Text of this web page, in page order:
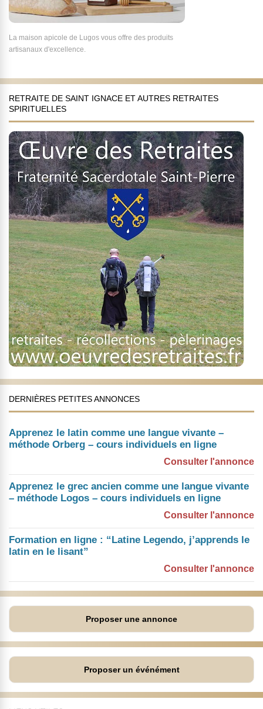
La maison apicole de Lugos vous offre des produits
artisanaux d'excellence.
RETRAITE DE SAINT IGNACE ET AUTRES RETRAITES
SPIRITUELLES
DERNIÈRES PETITES ANNONCES
Apprenez le latin comme une langue vivante –
méthode Orberg – cours individuels en ligne
Consulter l'annonce
Apprenez le grec ancien comme une langue vivante
– méthode Logos – cours individuels en ligne
Consulter l'annonce
Formation en ligne : “Latine Legendo, j’apprends le
latin en le lisant”
Consulter l'annonce
Proposer une annonce
Proposer un événément